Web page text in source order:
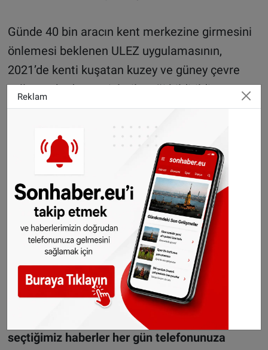
Günde 40 bin aracın kent merkezine girmesini
önlemesi beklenen ULEZ uygulamasının,
2021’de kenti kuşatan kuzey ve güney çevre
yollarına kadar genişletileceği bildirildi.
Londra Belediyesi, ULEZ uygulaması ile
kentteki zehirli emisyonu 2 yıl içinde yüzde 45
azaltmayı hedefliyor.
Belediye verilerine göre kentteki araçların
halihazırda yüzde 60’ı belirlenen emisyon
standartlarını karşıladığı için yeni ücretten
etkilenmeyecek.
WhatsApp’ta ücretsiz bültenimize abone olun,
Hollanda ve diğer Avrupa ülkeleri gündeminden
seçtiğimiz haberler her gün telefonunuza
Reklam